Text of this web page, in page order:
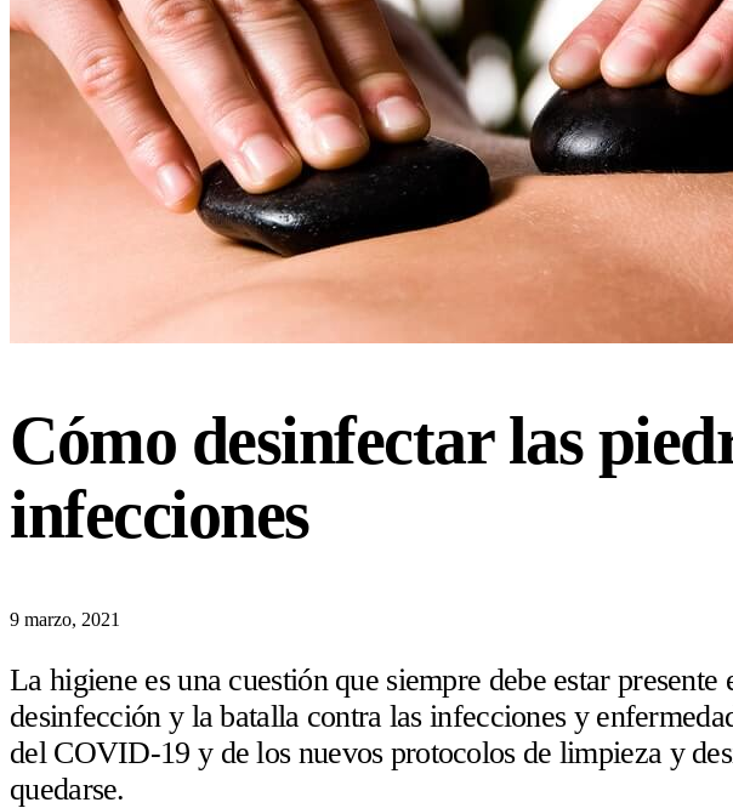
Cómo desinfectar las
infecciones
9 marzo, 2021
La higiene es una cuestión que siempre debe estar
desinfección y la batalla contra las infecciones y
del COVID-19 y de los nuevos protocolos de limpieza y
quedarse.